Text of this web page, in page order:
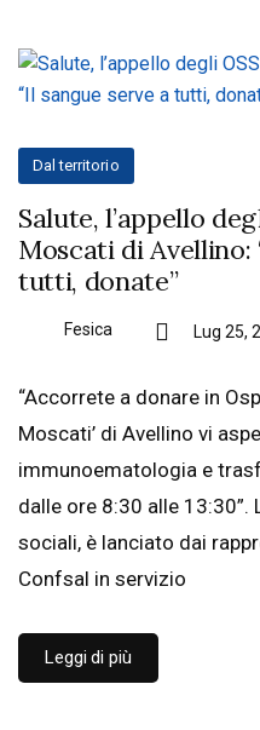
Dal territorio
Salute, l’appello
Moscati di Avellino:
tutti, donate”
Fesica Lug 25,
“Accorrete a donare in
Moscati’ di Avellino vi
immunoematologia e
dalle ore 8:30 alle 13:30”.
sociali, è lanciato dai
Confsal in servizio
Leggi di più